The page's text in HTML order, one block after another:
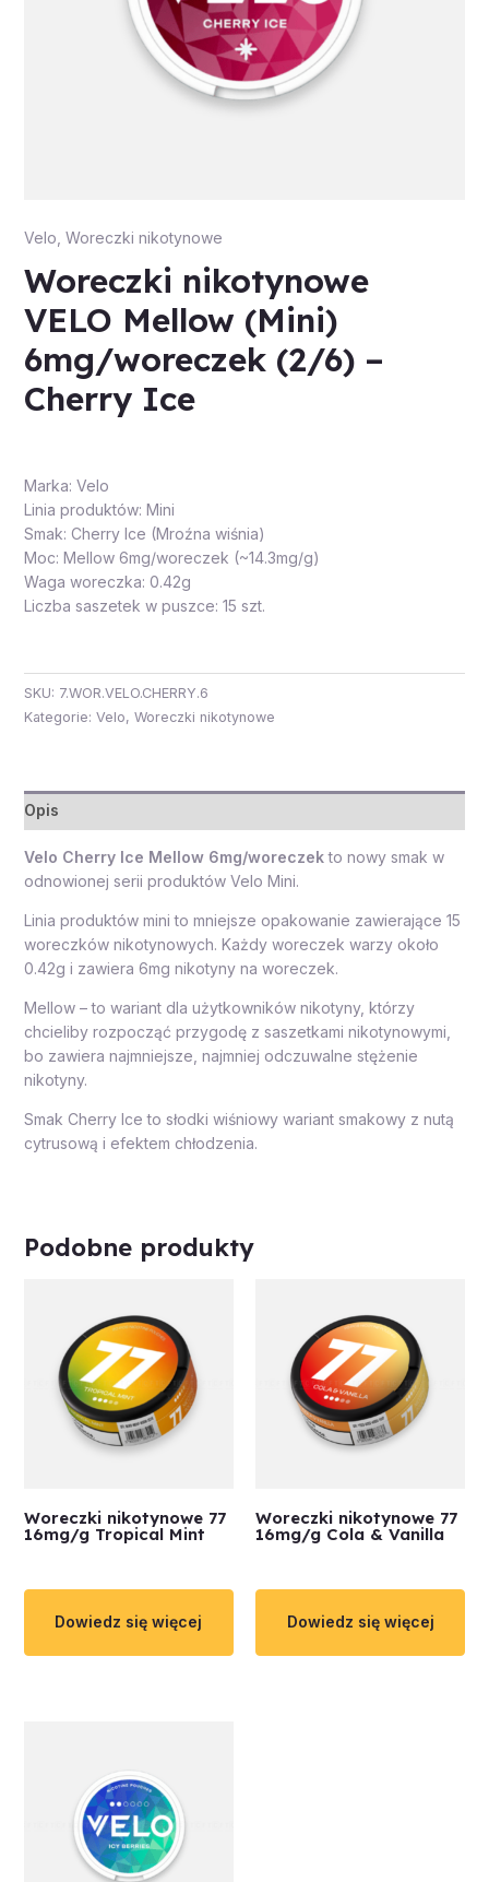
Velo Woreczki nikotynowe
Woreczki nikotynowe
VELO Mellow (Mini)
6mg/woreczek (2/6) –
Cherry Ice
Marka: Velo
Linia produktów: Mini
Smak: Cherry Ice (Mroźna wiśnia)
Moc: Mellow 6mg/woreczek (~14.3mg/g)
Waga woreczka: 0.42g
Liczba saszetek w puszce: 15 szt.
SKU: 7.WOR.VELO.CHERRY.6
Kategorie: Velo, Woreczki nikotynowe
Opis
Velo Cherry Ice Mellow 6mg/woreczekto nowy smak w
odnowionej serii produktów Velo Mini.
Linia produktów mini to mniejsze opakowanie zawierające 15
woreczków nikotynowych. Każdy woreczek warzy około
0.42g i zawiera 6mg nikotyny na woreczek.
Mellow – to wariant dla użytkowników nikotyny, którzy
chcieliby rozpocząć przygodę z saszetkami nikotynowymi,
bo zawiera najmniejsze, najmniej odczuwalne stężenie
nikotyny.
Smak Cherry Ice to słodki wiśniowy wariant smakowy z nutą
cytrusową i efektem chłodzenia.
Podobne produkty
Woreczki nikotynowe 77
16mg/g Tropical Mint
Dowiedz się więcej
Woreczki nikotynowe 77
16mg/g Cola & Vanilla
Dowiedz się więcej